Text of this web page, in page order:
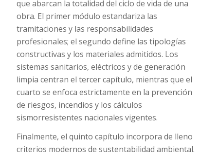
que abarcan la totalidad del ciclo de vida de una
obra. El primer módulo estandariza las
tramitaciones y las responsabilidades
profesionales; el segundo define las tipologías
constructivas y los materiales admitidos. Los
sistemas sanitarios, eléctricos y de generación
limpia centran el tercer capítulo, mientras que el
cuarto se enfoca estrictamente en la prevención
de riesgos, incendios y los cálculos
sismorresistentes nacionales vigentes.
Finalmente, el quinto capítulo incorpora de lleno
criterios modernos de sustentabilidad ambiental.